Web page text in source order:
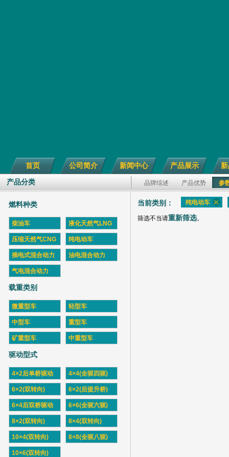
首页 公司简介 新闻中心 产品展示
产品分类 品牌综述 产品优势 参
燃料种类
柴油车 液化天然气LNG
压缩天然气CNG 纯电动车
插电式混合动力 油电混合动力
气电混合动力
载重类别
微重型车 轻型车
中型车 重型车
矿重型车 中重型车
驱动型式
4×2后单桥驱动 4×4(全驱四驱)
6×2(双转向) 6×2(后提升桥)
6×4后双桥驱动 6×6(全驱六驱)
8×2(双转向) 8×4(双转向)
10×4(双转向) 8×8(全驱八驱)
10×6(双转向)
当前类别： 纯电动车
筛选不当请重新筛选。